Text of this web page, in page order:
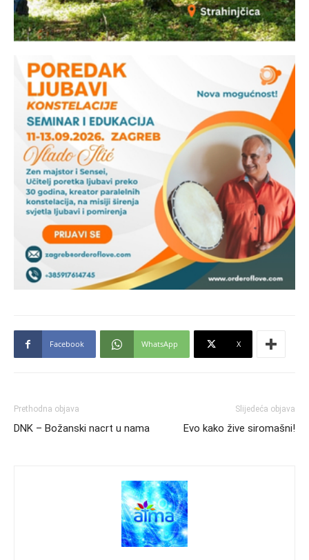
Facebook WhatsApp X
Prethodna objava
DNK – Božanski nacrt u nama
Slijedeća objava
Evo kako žive siromašni!